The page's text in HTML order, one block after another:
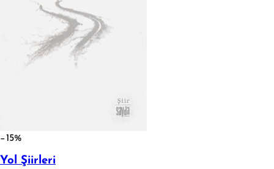
−15%
Yol Şiirleri